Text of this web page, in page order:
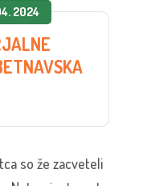
2024
so že zacveteli